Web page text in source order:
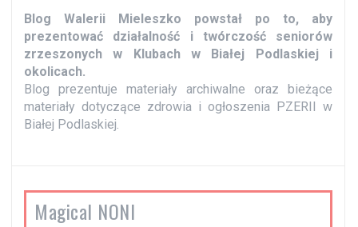
y
Blog Walerii Mieleszko powstał po to, aby
prezentować działalność i twórczość seniorów
zrzeszonych w Klubach w Białej Podlaskiej i
okolicach.
Blog prezentuje materiały archiwalne oraz bieżące
materiały dotyczące zdrowia i ogłoszenia PZERII w
Białej Podlaskiej.
Magical NONI